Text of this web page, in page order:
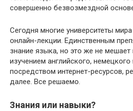
совершенно безвозмездной
Сегодня многие университеты
онлайн-лекции. Единственным
знание языка, но это же не мешает
изучением английского,
посредством интернет-ресурсов,
далее. Все решаемо.
Знания или навыки?